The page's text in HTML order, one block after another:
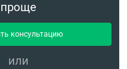
проще
консультацию
или